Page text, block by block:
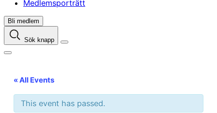
Medlemsporträtt
Bli medlem
Sök knapp
« All Events
This event has passed.